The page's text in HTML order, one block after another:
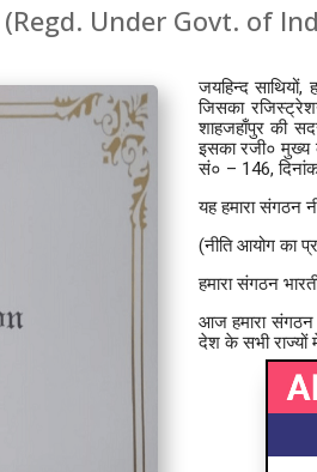
(Regd. Under Govt. of
जयहिन्द
जिसका
शाहजहाँपुर की
इसका रजी० मुख्य
सं० – 146,
यह हमारा संगठन
(नीति आयोग का
हमारा संगठन
आज हमारा संगठन
देश के सभी राज्यों